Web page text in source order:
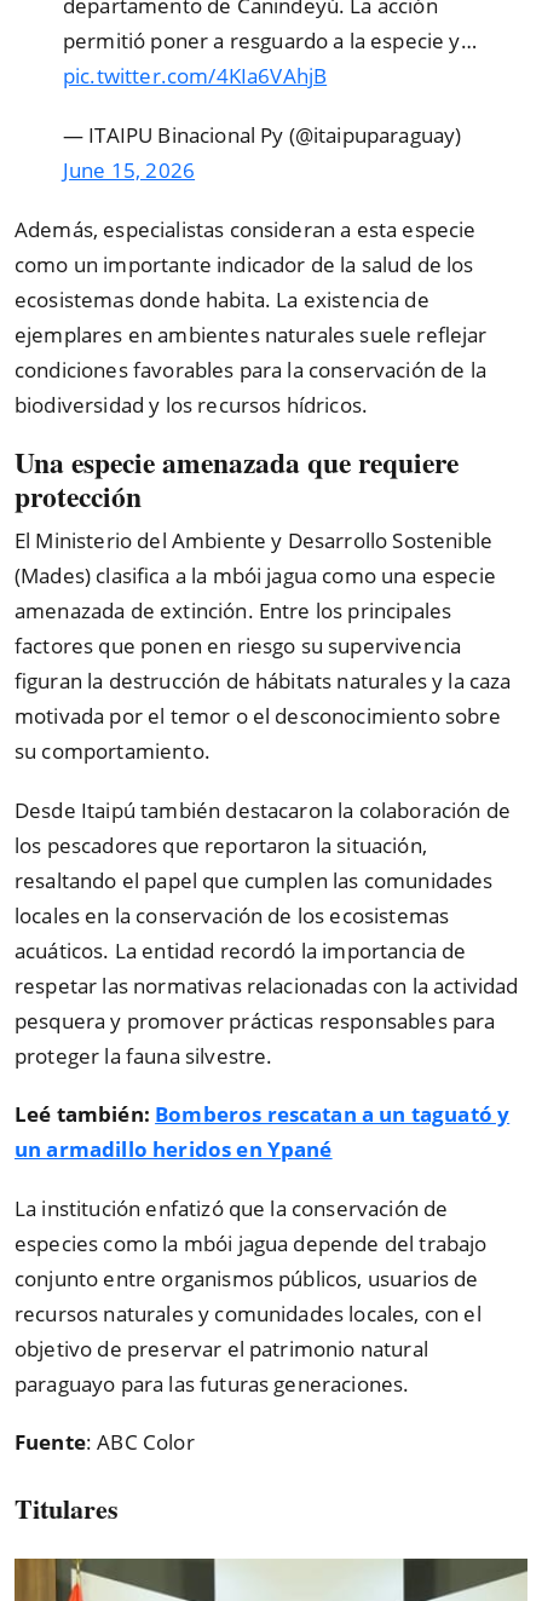
departamento de Canindeyú. La acción
permitió poner a resguardo a la especie y…
pic.twitter.com/4KIa6VAhjB
— ITAIPU Binacional Py (@itaipuparaguay)
June 15, 2026
Además, especialistas consideran a esta especie
como un importante indicador de la salud de los
ecosistemas donde habita. La existencia de
ejemplares en ambientes naturales suele reflejar
condiciones favorables para la conservación de la
biodiversidad y los recursos hídricos.
Una especie amenazada que requiere
protección
El Ministerio del Ambiente y Desarrollo Sostenible
(Mades) clasifica a la mbói jagua como una especie
amenazada de extinción. Entre los principales
factores que ponen en riesgo su supervivencia
figuran la destrucción de hábitats naturales y la caza
motivada por el temor o el desconocimiento sobre
su comportamiento.
Desde Itaipú también destacaron la colaboración de
los pescadores que reportaron la situación,
resaltando el papel que cumplen las comunidades
locales en la conservación de los ecosistemas
acuáticos. La entidad recordó la importancia de
respetar las normativas relacionadas con la actividad
pesquera y promover prácticas responsables para
proteger la fauna silvestre.
Leé también: Bomberos rescatan a un taguató y
un armadillo heridos en Ypané
La institución enfatizó que la conservación de
especies como la mbói jagua depende del trabajo
conjunto entre organismos públicos, usuarios de
recursos naturales y comunidades locales, con el
objetivo de preservar el patrimonio natural
paraguayo para las futuras generaciones.
Fuente: ABC Color
Titulares